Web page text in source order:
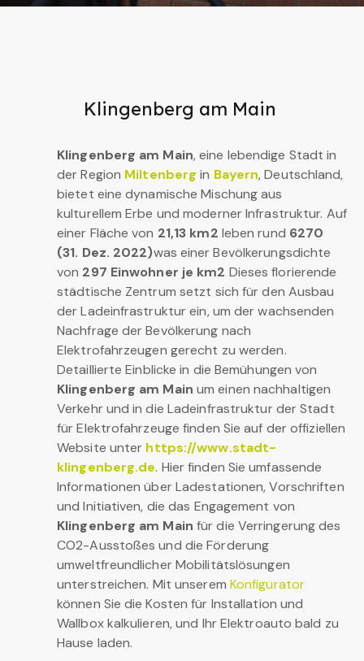
Klingenberg am Main
Klingenberg am Main, eine lebendige Stadt in
der Region Miltenberg in Bayern, Deutschland,
bietet eine dynamische Mischung aus
kulturellem Erbe und moderner Infrastruktur. Auf
einer Fläche von 21,13 km2 leben rund 6270
(31. Dez. 2022)was einer Bevölkerungsdichte
von 297 Einwohner je km2 Dieses florierende
städtische Zentrum setzt sich für den Ausbau
der Ladeinfrastruktur ein, um der wachsenden
Nachfrage der Bevölkerung nach
Elektrofahrzeugen gerecht zu werden.
Detaillierte Einblicke in die Bemühungen von
Klingenberg am Main um einen nachhaltigen
Verkehr und in die Ladeinfrastruktur der Stadt
für Elektrofahrzeuge finden Sie auf der offiziellen
Website unter https://www.stadt-
klingenberg.de. Hier finden Sie umfassende
Informationen über Ladestationen, Vorschriften
und Initiativen, die das Engagement von
Klingenberg am Main für die Verringerung des
CO2-Ausstoßes und die Förderung
umweltfreundlicher Mobilitätslösungen
unterstreichen. Mit unserem Konfigurator
können Sie die Kosten für Installation und
Wallbox kalkulieren, und Ihr Elektroauto bald zu
Hause laden.